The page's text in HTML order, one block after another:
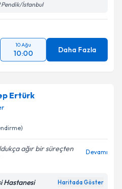
ilişkin
kişisel verilerimin belirtilen
kabul ediyorum.
Gönder
Pendik/İstanbul
10 Ağu
10:00 Daha Fazla
Ertürk
ağır bir süreçten
Devamı
Hastanesi Haritada Göster